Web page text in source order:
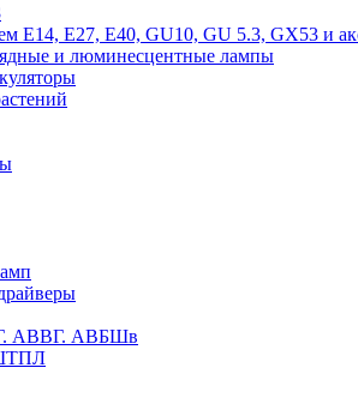
Е14, Е27, E40, GU10, GU 5.3, GX53 и
и люминесцентные лампы
АВВГ. АВБШв